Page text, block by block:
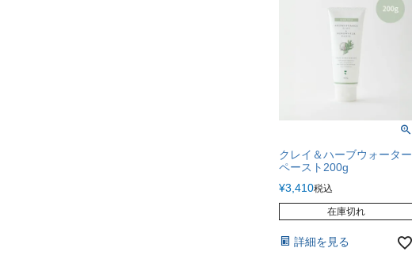
クレイ＆ハーブウォーター
ペースト200g
¥3,410税込
在庫切れ
詳細を見る